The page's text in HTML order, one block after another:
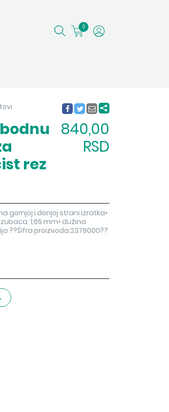
0
rez
840,00
RSD
gornjoj i donjoj strani izratka•
1;65 mm• dužina
??Šifra proizvoda:2379000??